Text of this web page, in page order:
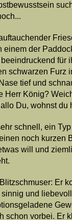
einem der
für
schwarzen Furz
tief und
Herr König?
Du, wohnst du
schnell, ein
noch kurzen
will und
Er
und
schon vorbei. Er